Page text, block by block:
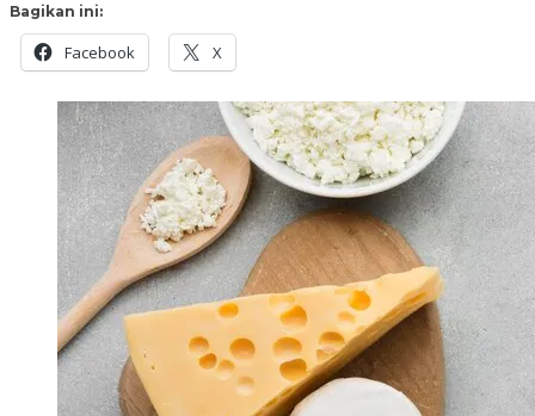
Bagikan ini:
Facebook X